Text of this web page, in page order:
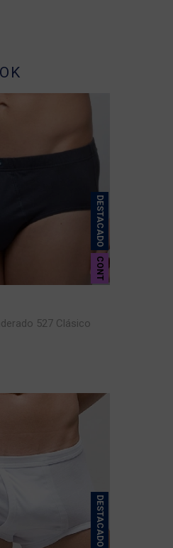
DESTACADO
CONT
527 Clásico
DESTACADO